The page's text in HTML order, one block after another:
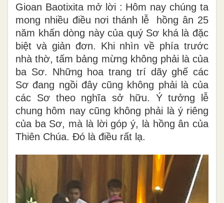
Gioan Baotixita mở lời : Hôm nay chúng ta
mong nhiều điều nơi thánh lễ hồng ân 25
năm khấn dòng này của quý Sơ khá là đặc
biệt và giản đơn. Khi nhìn về phía trước
nhà thờ, tấm bảng mừng không phải là của
ba Sơ. Những hoa trang trí dãy ghế các
Sơ đang ngồi đây cũng không phải là của
các Sơ theo nghĩa sở hữu. Ý tưởng lễ
chung hôm nay cũng không phải là ý riêng
của ba Sơ, mà là lời góp ý, là hồng ân của
Thiên Chúa. Đó là điều rất lạ.